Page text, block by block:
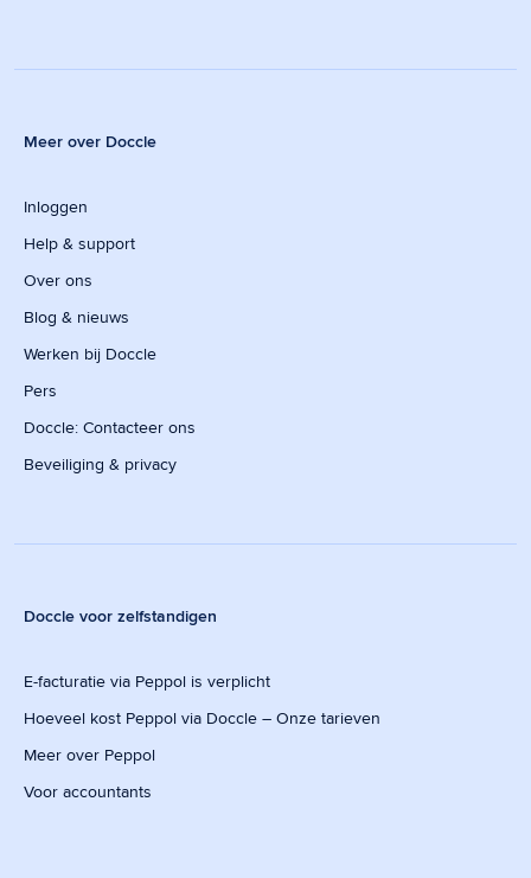
Meer over Doccle
Inloggen
Help & support
Over ons
Blog & nieuws
Werken bij Doccle
Pers
Doccle: Contacteer ons
Beveiliging & privacy
Doccle voor zelfstandigen
E-facturatie via Peppol is verplicht
Hoeveel kost Peppol via Doccle – Onze tarieven
Meer over Peppol
Voor accountants